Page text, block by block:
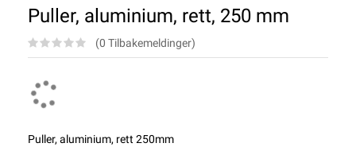
Puller, aluminium, rett, 250 mm
(0 Tilbakemeldinger)
Puller, aluminium, rett 250mm